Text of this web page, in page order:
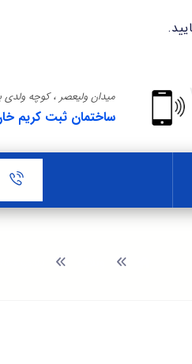
میدان ولیعصر ، کوچه ولدی
ساختمان ثبت کریم